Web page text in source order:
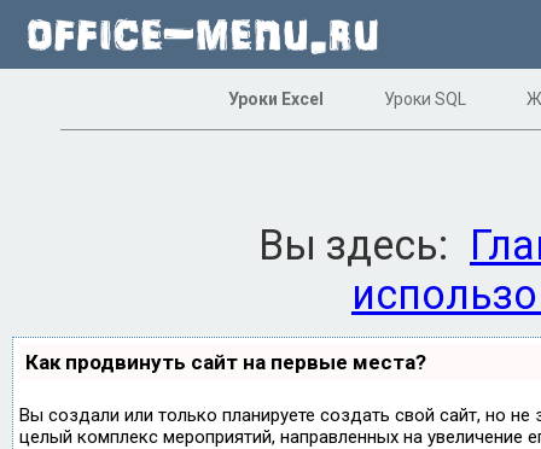
Уроки Excel Уроки SQL
Вы здесь:
Как продвинуть сайт на первые места?
Вы создали или только планируете создать свой сайт, но
целый комплекс мероприятий, направленных на